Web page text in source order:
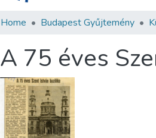
Home Budapest Gyűjtemény
A 75 éves